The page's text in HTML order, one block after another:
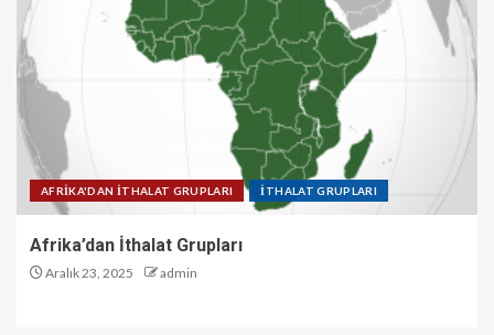
AFRİKA'DAN İTHALAT GRUPLARI İTHALAT GRUPLARI
Afrika’dan İthalat Grupları
Aralık 23, 2025 admin